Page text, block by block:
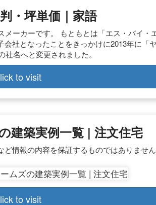
・坪単価｜家語
ーカーです。 もともとは「エス・バイ・
社となったことをきっかけに2013年に「
名へと変更されました。
to visit
建築実例一覧 | 注文住宅
情報の内容を保証するものではありません
to visit